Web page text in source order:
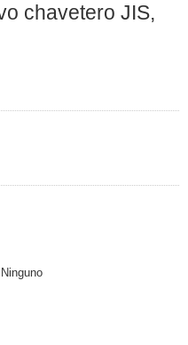
chavetero JIS,
Ninguno